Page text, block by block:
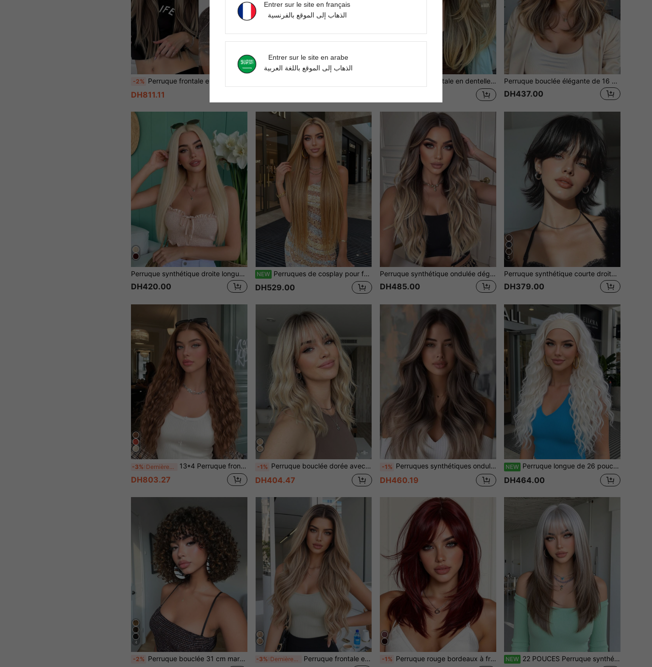
-2% Perruque frontale en dentelle transparente haute définition 13x4 - Fibre synthétique résistante à la chaleur de 30 pouces, longue et droite, brune. Confortable et respirante - Convient pour le port quotidien, les fêtes, la création de coiffures féminines élégantes
DH811.11
Perruque frontale en dentelle de 24 pouces, perruque droite de couleur marron mélangée, perruque frontale en dentelle pour femmes avec reflets, perruque synthétique résistante à la chaleur pour utilisation quotidienne, fête, festival, voyage, festival de musique, cadeau pour fête, naturel, sexy, simple, décontracté, sport, preppy, cosplay, fête de vacances, Halloween, Noël, cadeau pour petite amie Perruque bouclée élégante de 16 pouces de long, couleur dégradé brun, mode pour femmes, cheveux synthétiques mélange de brun et doré, résistante à la chaleur, convient pour le quotidien, les fêtes, les vacances, les festivals de musique et autres occasions, unique et personnalisée.
DH437.00
Perruque synthétique droite longue dorée, style naturel, perruque pour femme, perruque à raie au milieu, perruque pour costume, perruque résistante à la chaleur
DH420.00
NEW Perruques de cosplay pour femmes Perruque synthétique droite avec dentelle de 36 pouces, perruque blonde dégradée avec dentelle frontale, perruque synthétique au look naturel, convenant pour un usage quotidien, cadeau de perruque pour fille, festivals de musique, célébrations et usage spécial streetwear
DH529.00
Perruque synthétique ondulée dégradé brune de 26 pouces de long, perruque de cheveux bouclés à raie au milieu passant du brun au blond doré, convient pour le quotidien, les fêtes, le cosplay et autres occasions (veuillez noter les méthodes de port et d'entretien)
DH485.00
5
Perruque synthétique courte droite de 12 pouces avec frange, convient pour le port quotidien, les fêtes, le cosplay, perruque brune à couches, cheveux synthétiques haute densité résistants à la chaleur, style naturel et sexy, convient pour Halloween, cadeau de Noël
DH379.00
-3% Dernières 9 heures 13*4 Perruque frontale en dentelle transparente ondulée avec raie au milieu pré-épilée 28 pouces résistante à la chaleur, sensation kinky pour femmes, perruque naturelle résistante à la chaleur avec raie au milieu pour cosplay, fête Lolita, vacances, port quotidien et fête pour femmes
DH803.27
-1% Perruque bouclée dorée avec racines brunes de 14 pouces avec frange, perruque synthétique résistante à la chaleur pour femmes, convient pour un port quotidien, les fêtes, apparence naturelle
DH404.47
-1% Perruques synthétiques ondulées longues à raie du milieu multicolores, résistantes à la chaleur, pour femmes, usage quotidien et fête
DH460.19
NEW Perruque longue de 26 pouces pour femmes avec boucles spiralées blanches, perruque avec bandeau blanc pour femmes aux cheveux longs bouclés. Cheveux synthétiques sans colle, résistants à la chaleur, couches longues synthétiques, look naturel. Convient pour le port quotidien des femmes, cadeau de perruque pour filles, festivals de musique, célébrations et usage spécial streetwear.
DH464.00
4
-2% Perruque bouclée 31 cm marron blond mélangé avec frange, perruque en fibre synthétique moelleuse longueur épaule pour femmes, convient pour le port quotidien, look naturel et réaliste convenant pour le port quotidien, Halloween, Noël, célébrations du Nouvel An, festivals de musique et cosplay -3% Dernières 9 heures Perruque frontale en dentelle 13*4, perruque ondulée longue, perruque en fibre synthétique résistante à la chaleur de 28 pouces, perruque à raie au milieu, perruque pour femmes, perruque blonde, perruque demi-tête, perruque résistante à la chaleur, bonnet en filet élastique, convient pour le port quotidien, cadeau, cosplay pour femmes, ambiance de Noël et d'Halloween -1% Perruque rouge bordeaux à frange superposée de 18 pouces, convient aux femmes, perruque synthétique rouge bordeaux douce et facile à coiffer, parfaite pour le port quotidien et le cosplay de vacances, élégante et décontractée, Halloween et Noël NEW 22 POUCES Perruque synthétique résistante à la chaleur avec chignon moelleux, vague lâche, reflets orange gingembre brun, cheveux longs superposés droits avec frange. Perruque pour cosplay d'Halloween, convient aux femmes. Résistante à la chaleur, multicolore, facile pour les débutants. Convient parfaitement pour tous les jours, mode beauté intermédiaire pour femme, perruque synthétique au look naturel
Entrer sur le site en français
الذهاب إلى الموقع بالفرنسية
Entrer sur le site en arabe
الذهاب إلى الموقع باللغة العربية